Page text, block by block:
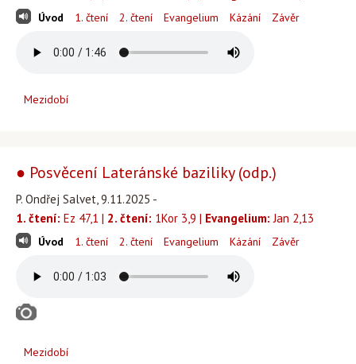
Úvod 1. čtení 2. čtení Evangelium Kázání Závěr
Mezidobí
● Posvěcení Lateránské baziliky (odp.)
P. Ondřej Salvet, 9.11.2025 -
1. čtení: Ez 47,1 | 2. čtení: 1Kor 3,9 | Evangelium: Jan 2,13
Úvod 1. čtení 2. čtení Evangelium Kázání Závěr
Mezidobí